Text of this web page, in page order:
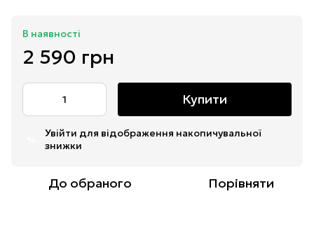
В наявності
2 590 грн
Купити
Увійти для відображення накопичувальної
знижки
До обраного Порівняти